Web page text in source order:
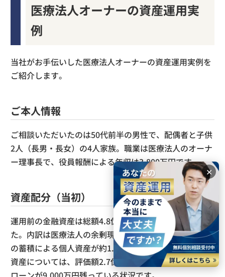
医療法人オーナーの資産運用実
例
当社がお手伝いした医療法人オーナーの資産運用実例を
ご紹介します。
ご本人情報
ご相談いただいたのは50代前半の男性で、配偶者と子供
2人（長男・長女）の4人家族。職業は医療法人のオーナ
ー理事長で、役員報酬による年収は3,800万円です。
資産配分（当初）
運用前の金融資産は総額4.8億円で、すべて現預金でし
た。内訳は医療法人の余剰現預金が約3億円、役員報酬
の蓄積による個人資産が約1.8億円です。一方で、実物
資産については、評価額2.7億円のご自宅のみで、住宅
✕